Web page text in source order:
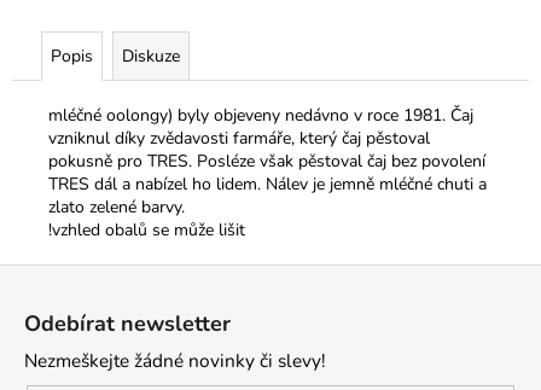
Popis Diskuze
mléčné oolongy) byly objeveny nedávno v roce 1981. Čaj
vzniknul díky zvědavosti farmáře, který čaj pěstoval
pokusně pro TRES. Posléze však pěstoval čaj bez povolení
TRES dál a nabízel ho lidem. Nálev je jemně mléčné chuti a
zlato zelené barvy.
!vzhled obalů se může lišit
Odebírat newsletter
Nezmeškejte žádné novinky či slevy!